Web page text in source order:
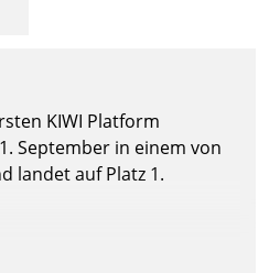
KIWI Platform
September in einem von
landet auf Platz 1.